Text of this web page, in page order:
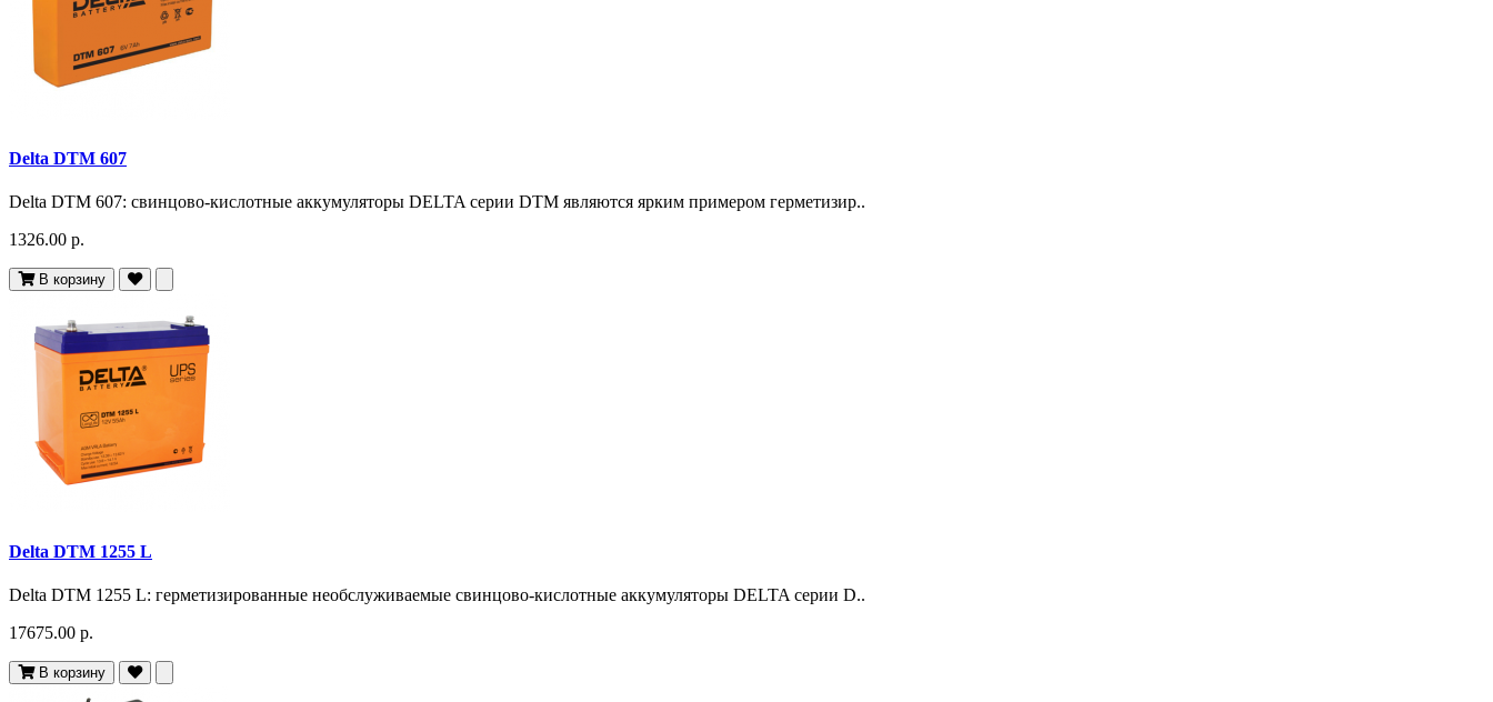
Delta DTM 607
Delta DTM 607: свинцово-кислотные аккумуляторы DELTA серии DTM являются ярким примером герметизир..
1326.00 р.
В корзину
Delta DTM 1255 L
Delta DTM 1255 L: герметизированные необслуживаемые свинцово-кислотные аккумуляторы DELTA серии D..
17675.00 р.
В корзину